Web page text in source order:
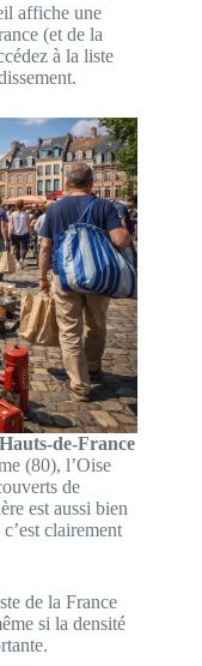
affiche une
(et de la
à la liste
de-France
(80), l’Oise
de
est aussi bien
clairement
de la France
si la densité